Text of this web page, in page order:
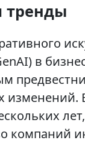
тренды
в
изменений.
компаний